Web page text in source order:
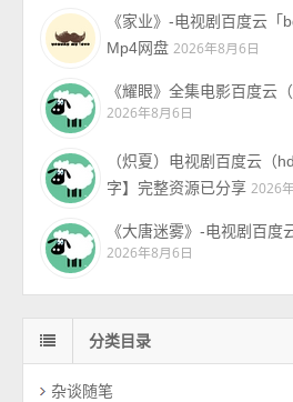
《家业》-电视剧百度云
Mp4网盘 2026年8月6日
《耀眼》全集电影百度云
2026年8月6日
（炽夏）电视剧百度云（
字】完整资源已分享 2026
《大唐迷雾》-电视剧百度
2026年8月6日
分类目录
杂谈随笔